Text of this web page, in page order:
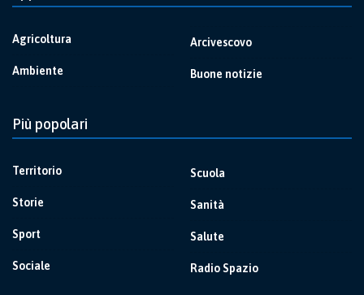
Agricoltura
Ambiente
Arcivescovo
Buone notizie
Più popolari
Territorio
Storie
Sport
Sociale
Scuola
Sanità
Salute
Radio Spazio